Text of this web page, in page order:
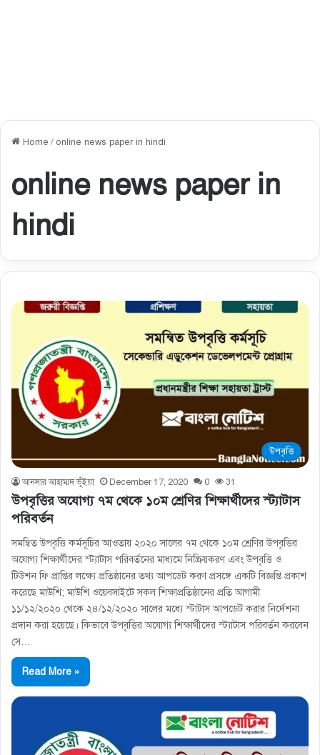
Home / online news paper in hindi
online news paper in
hindi
উপবৃত্তি
আনসার আহাম্মদ ভূঁইয়া December 17, 2020 0 31
উপবৃত্তির অযোগ্য ৭ম থেকে ১০ম শ্রেণির শিক্ষার্থীদের স্ট্যাটাস
পরিবর্তন
সমন্বিত উপবৃত্তি কর্মসূচির আওতায় ২০২০ সালের ৭ম থেকে ১০ম শ্রেণির উপবৃত্তির
অযোগ্য শিক্ষার্থীদের স্ট্যাটাস পরিবর্তনের মাধ্যমে নিষ্ক্রিয়করণ এবং উপবৃত্তি ও
টিউশন ফি প্রাপ্তির লক্ষ্যে প্রতিষ্ঠানের তথ্য আপডেট করণ প্রসঙ্গে একটি বিজ্ঞপ্তি প্রকাশ
করেছে মাউশি; মাউশি ওয়েবসাইটে সকল শিক্ষাপ্রতিষ্ঠানের প্রতি আগামী
১১/১২/২০২০ থেকে ২৪/১২/২০২০ সালের মধ্যে স্টাটাস আপডেট করার নির্দেশনা
প্রদান করা হয়েছে। কিভাবে উপবৃত্তির অযোগ্য শিক্ষার্থীদের স্ট্যাটাস পরিবর্তন করবেন
সে…
Read More »